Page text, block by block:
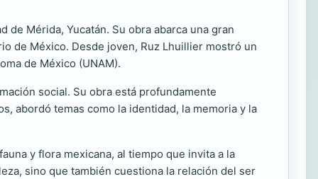
Mérida, Yucatán. Su obra abarca una gran
de México. Desde joven, Ruz Lhuillier mostró un
de México (UNAM).
social. Su obra está profundamente
abordó temas como la identidad, la memoria y la
y flora mexicana, al tiempo que invita a la
sino que también cuestiona la relación del ser